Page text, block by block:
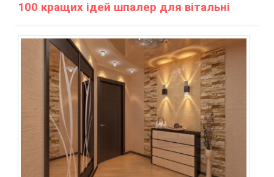
100 кращих ідей шпалер для вітальні